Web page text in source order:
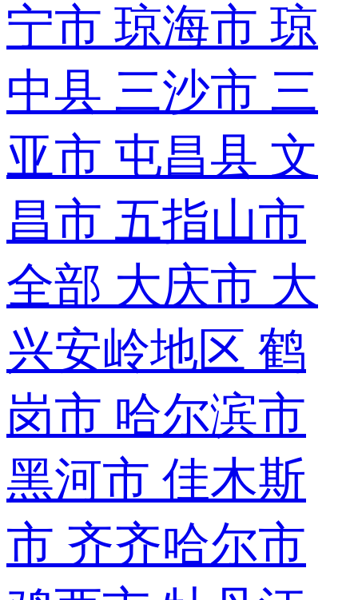
宁市 琼海市 琼
中县 三沙市 三
亚市 屯昌县 文
昌市 五指山市
全部 大庆市 大
兴安岭地区 鹤
岗市 哈尔滨市
黑河市 佳木斯
市 齐齐哈尔市